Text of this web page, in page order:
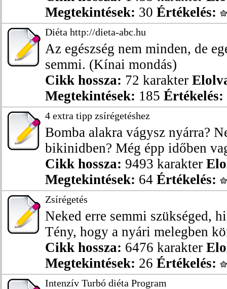
Megtekintések: 30 Értékelés:
Diéta http://dieta-abc.hu
Az egészség nem minden, de
semmi. (Kínai mondás)
Cikk hossza: 72 karakter
Megtekintések: 185 Értékelés:
4 extra tipp zsírégetéshez
Bomba alakra vágysz nyárra?
bikinidben? Még épp időben
Cikk hossza: 9493 karakter
Megtekintések: 64 Értékelés:
Zsírégetés
Neked erre semmi szükséged,
Tény, hogy a nyári melegben
Cikk hossza: 6476 karakter
Megtekintések: 26 Értékelés:
Intenzív Turbó diéta Program